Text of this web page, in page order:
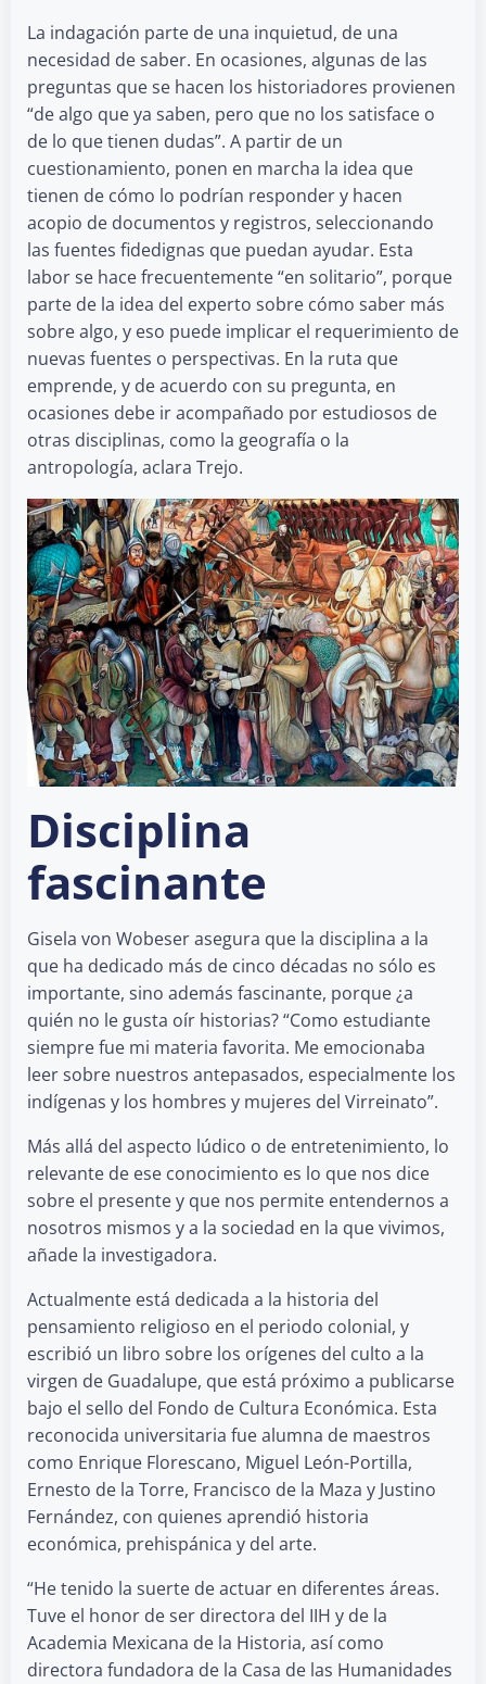
La indagación parte de una inquietud, de una
necesidad de saber. En ocasiones, algunas de las
preguntas que se hacen los historiadores provienen
“de algo que ya saben, pero que no los satisface o
de lo que tienen dudas”. A partir de un
cuestionamiento, ponen en marcha la idea que
tienen de cómo lo podrían responder y hacen
acopio de documentos y registros, seleccionando
las fuentes fidedignas que puedan ayudar. Esta
labor se hace frecuentemente “en solitario”, porque
parte de la idea del experto sobre cómo saber más
sobre algo, y eso puede implicar el requerimiento de
nuevas fuentes o perspectivas. En la ruta que
emprende, y de acuerdo con su pregunta, en
ocasiones debe ir acompañado por estudiosos de
otras disciplinas, como la geografía o la
antropología, aclara Trejo.
Disciplina
fascinante
Gisela von Wobeser asegura que la disciplina a la
que ha dedicado más de cinco décadas no sólo es
importante, sino además fascinante, porque ¿a
quién no le gusta oír historias? “Como estudiante
siempre fue mi materia favorita. Me emocionaba
leer sobre nuestros antepasados, especialmente los
indígenas y los hombres y mujeres del Virreinato”.
Más allá del aspecto lúdico o de entretenimiento, lo
relevante de ese conocimiento es lo que nos dice
sobre el presente y que nos permite entendernos a
nosotros mismos y a la sociedad en la que vivimos,
añade la investigadora.
Actualmente está dedicada a la historia del
pensamiento religioso en el periodo colonial, y
escribió un libro sobre los orígenes del culto a la
virgen de Guadalupe, que está próximo a publicarse
bajo el sello del Fondo de Cultura Económica. Esta
reconocida universitaria fue alumna de maestros
como Enrique Florescano, Miguel León-Portilla,
Ernesto de la Torre, Francisco de la Maza y Justino
Fernández, con quienes aprendió historia
económica, prehispánica y del arte.
“He tenido la suerte de actuar en diferentes áreas.
Tuve el honor de ser directora del IIH y de la
Academia Mexicana de la Historia, así como
directora fundadora de la Casa de las Humanidades